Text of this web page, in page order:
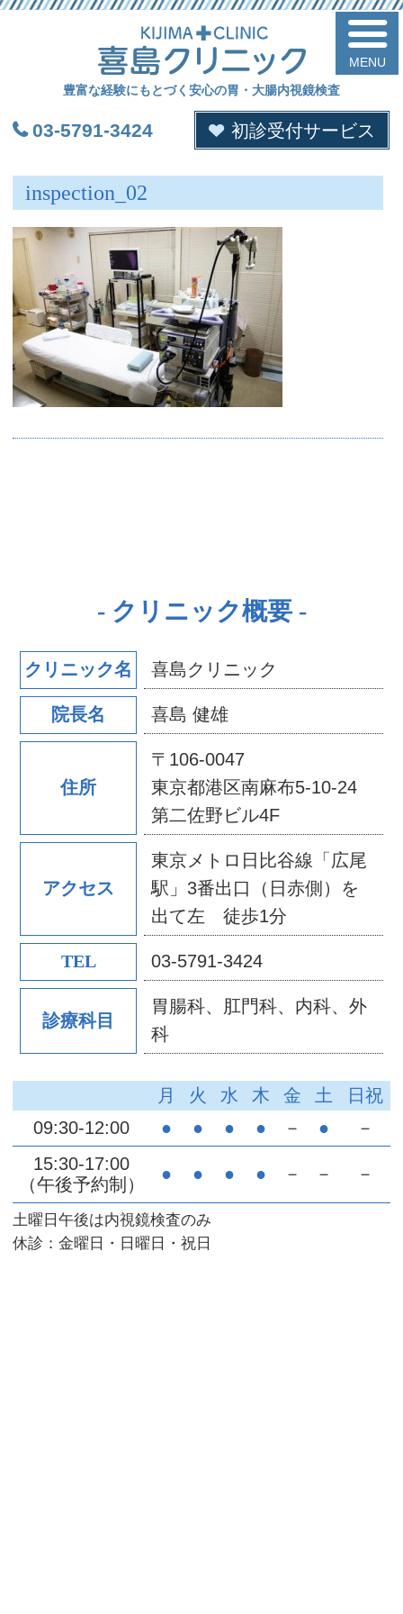
豊富な経験にもとづく安心の胃・大腸内視鏡検査
03-5791-3424 初診受付サービス
inspection_02
クリニック概要
クリニック名 喜島クリニック
院長名 喜島 健雄
住所
〒106-0047
東京都港区南麻布5-10-24
第二佐野ビル4F
アクセス
東京メトロ日比谷線「広尾
駅」3番出口（日赤側）を
出て左 徒歩1分
TEL 03-5791-3424
診療科目
胃腸科、肛門科、内科、外
科
土曜日午後は内視鏡検査のみ
休診：金曜日・日曜日・祝日
月 火 水 木 金 土
日祝
09:30-12:00
● ● ● ● － ●
－
15:30-17:00
（午後予約制）
● ● ● ● － － －